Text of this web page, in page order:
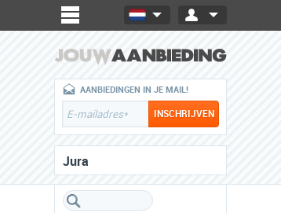
AANBIEDINGEN IN JE MAIL!
Jura